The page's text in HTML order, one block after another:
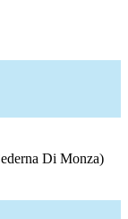
Di Monza)